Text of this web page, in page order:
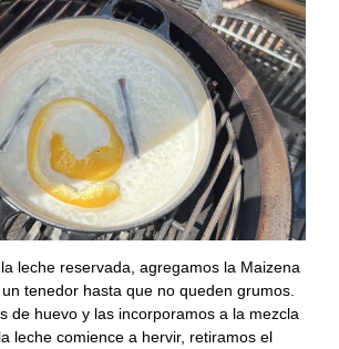
leche reservada, agregamos la Maizena
tenedor hasta que no queden grumos.
de huevo y las incorporamos a la mezcla
leche comience a hervir, retiramos el